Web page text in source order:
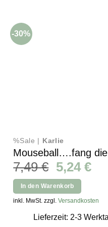
-30%
%Sale | Karlie
Mouseball….fang
7,49€
Preis
war:
7,49 €
5,24€
In den Warenkorb
inkl. MwSt. zzgl.Versandkosten
Lieferzeit: 2-3